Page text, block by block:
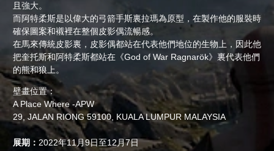
且強大。
而阿特柔斯是以偉大的弓箭手斯裏拉瑪為原型，在製作他的服裝時
確保圖案和襯裡在整個皮影偶流暢感。
在馬來傳統皮影裏，皮影偶都站在代表他們地位的生物上，因此他
把奎托斯和阿特柔斯都站在《God of War Ragnarök》裏代表他們
的熊和狼上。
壁畫位置：
A Place Where -APW
29, JALAN RIONG 59100, KUALA LUMPUR MALAYSIA
展期： 2022年11月9日至12月7日